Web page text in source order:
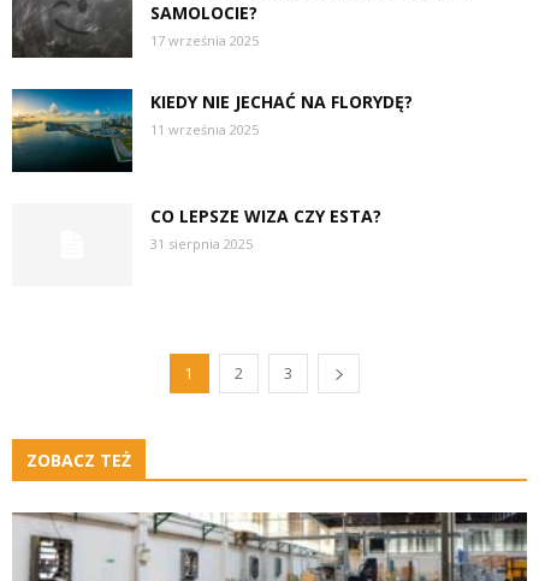
SAMOLOCIE?
17 września 2025
KIEDY NIE JECHAĆ NA FLORYDĘ?
11 września 2025
CO LEPSZE WIZA CZY ESTA?
31 sierpnia 2025
1 2 3
ZOBACZ TEŻ